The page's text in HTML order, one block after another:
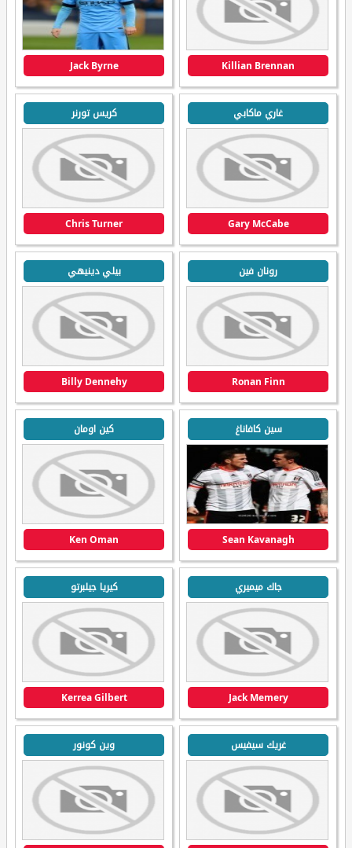
Killian Brennan
Jack Byrne
غاري ماكابي
Gary McCabe
كريس تورنر
Chris Turner
رونان فين
Ronan Finn
بيلي دينيهي
Billy Dennehy
سين كافاناغ
Sean Kavanagh
كين اومان
Ken Oman
جاك ميميري
Jack Memery
كيريا جيلبرتو
Kerrea Gilbert
غريك سيفيس وين كونور